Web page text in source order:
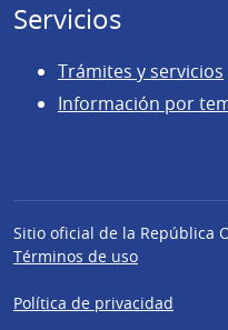
Servicios
Trámites y servicios
Información por
Sitio oficial de la República
Términos de uso
Política de privacidad